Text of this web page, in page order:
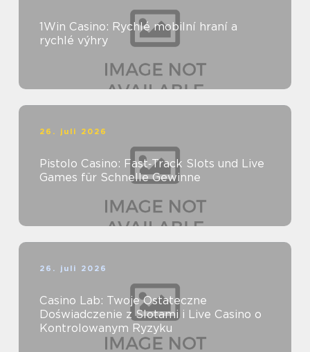
1Win Casino: Rychlé mobilní hraní a
rychlé výhry
26. juli 2026
Pistolo Casino: Fast‑Track Slots und Live
Games für Schnelle Gewinne
26. juli 2026
Casino Lab: Twoje Ostateczne
Doświadczenie z Slotami i Live Casino o
Kontrolowanym Ryzyku